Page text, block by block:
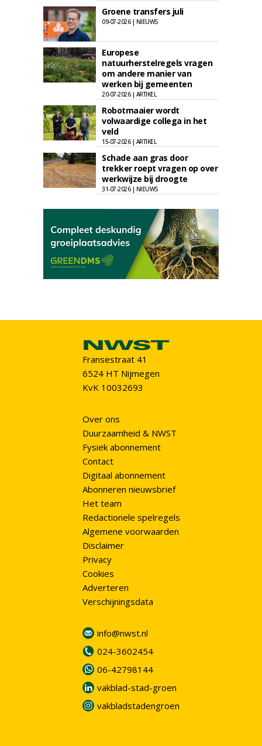
Groene transfers juli
09-07-2026 | NIEUWS
Europese
natuurherstelregels vragen
om andere manier van
werken bij gemeenten
20-07-2026 | ARTIKEL
Robotmaaier wordt
volwaardige collega in het
veld
15-07-2026 | ARTIKEL
Schade aan gras door
trekker roept vragen op over
werkwijze bij droogte
31-07-2026 | NIEUWS
Fransestraat 41
6524 HT Nijmegen
KvK 10032693
Over ons
Duurzaamheid & NWST
Fysiek abonnement
Contact
Digitaal abonnement
Abonneren nieuwsbrief
Het team
Redactionele spelregels
Algemene voorwaarden
Disclaimer
Privacy
Cookies
Adverteren
Verschijningsdata
info@nwst.nl
024-3602454
06-42798144
vakblad-stad-groen
vakbladstadengroen